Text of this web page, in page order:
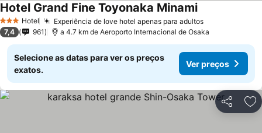
3 EstrelasHotel Experiência de love hotel apenas para adultosVer preços
Hotel Grand Fine Toyonaka MinamiVer preços
7,4 961 a 4.7 km de Aeroporto Internacional de Osaka
Selecione as datas para ver os preços
exatos.
Ver preços
Partilhar